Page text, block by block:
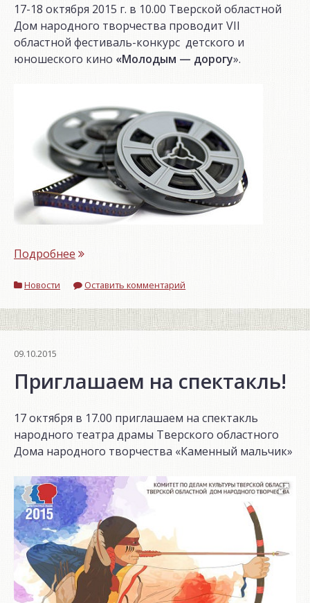
17-18 октября 2015 г. в 10.00 Тверской областной
Дом народного творчества проводит VII
областной фестиваль-конкурс детского и
юношеского кино «Молодым — дорогу».
Подробнее «VII
фестиваль-
детского
«Молодым
дорогу»»
Новости Оставить комментарий
09.10.2015
Приглашаем на спектакль!
17 октября в 17.00 приглашаем на спектакль
народного театра драмы Тверского областного
Дома народного творчества «Каменный мальчик»